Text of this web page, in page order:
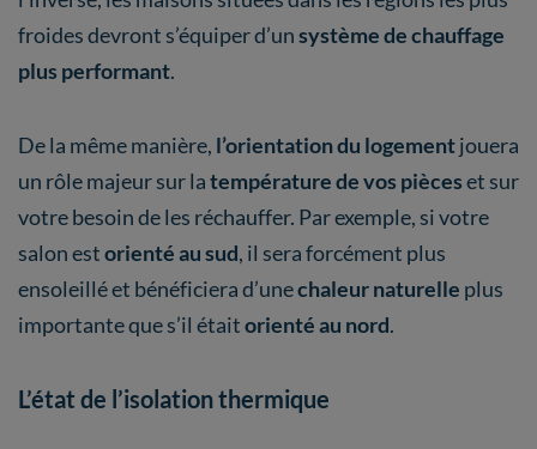
froides devront s’équiper d’unsystème de chauffage
plus performant.
De la même manière, l’orientation du logementjouera
un rôle majeur sur latempérature de vos pièceset sur
votre besoin de les réchauffer. Par exemple, si votre
salon estorienté au sud, il sera forcément plus
ensoleillé et bénéficiera d’unechaleur naturelle plus
importante que s’il étaitorienté au nord.
L’état de l’isolation thermique